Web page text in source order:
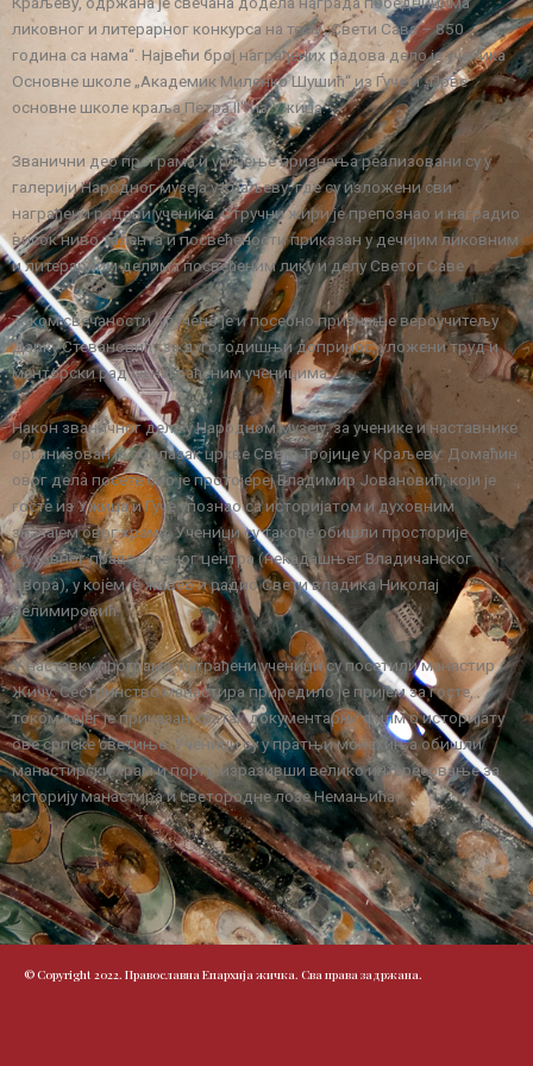
ликовног и литерарног конкурса на тему „Свети Сава – 850
година са нама“. Највећи број награђених радова дело је ученика
Основне школе „Академик Миленко Шушић“ из Гуче и „Прве
основне школе краља Петра II“ из Ужица.
Званични део програма и уручење признања реализовани су у
галерији Народног музеја у Краљеву, где су изложени сви
награђени радови ученика. Стручни жири је препознао и наградио
висок ниво талента и посвећености приказан у дечијим ликовним
и литерарним делима посвећеним лику и делу Светог Саве.
Током свечаности, уручено је и посебно признање вероучитељу
Дарку Стевановићу за дугогодишњи допринос, уложени труд и
менторски рад са награђеним ученицима.
Након званичног дела у Народном музеју, за ученике и наставнике
организован је обилазак цркве Свете Тројице у Краљеву. Домаћин
овог дела посете биo је протојереј Владимир Јовановић, који је
госте из Ужица и Гуче упознао са историјатом и духовним
значајем овог храма. Ученици су такође обишли просторије
Духовног православног центра (некадашњег Владичанског
двора), у којем је живео и радио Свети владика Николај
Велимировић.
У наставку програма, награђени ученици су посетили манастир
Жичу. Сестринство манастира приредило је пријем за госте,
током којег је приказан кратак документарни филм о историјату
ове српске светиње. Ученици су у пратњи монахиња обишли
манастирски храм и порту, изразивши велико интересовање за
историју манастира и светородне лозе Немањића.
© Copyright 2022. Православна Епархија жичка. Сва права задржана.